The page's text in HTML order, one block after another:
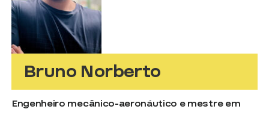
Bruno Norberto
Engenheiro mecânico-aeronáutico e mestre em